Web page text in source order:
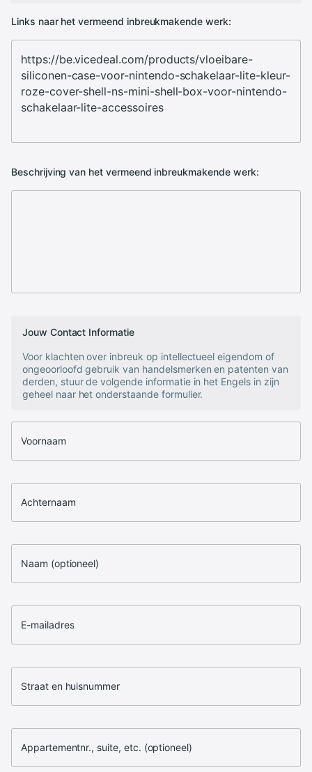
Links naar het vermeend inbreukmakende werk:
Beschrijving van het vermeend inbreukmakende werk:
Jouw Contact Informatie
Voor klachten over inbreuk op intellectueel eigendom of
ongeoorloofd gebruik van handelsmerken en patenten van
derden, stuur de volgende informatie in het Engels in zijn
geheel naar het onderstaande formulier.
Voornaam
Achternaam
Naam (optioneel)
E-mailadres
Straat en huisnummer
Appartementnr., suite, etc. (optioneel)